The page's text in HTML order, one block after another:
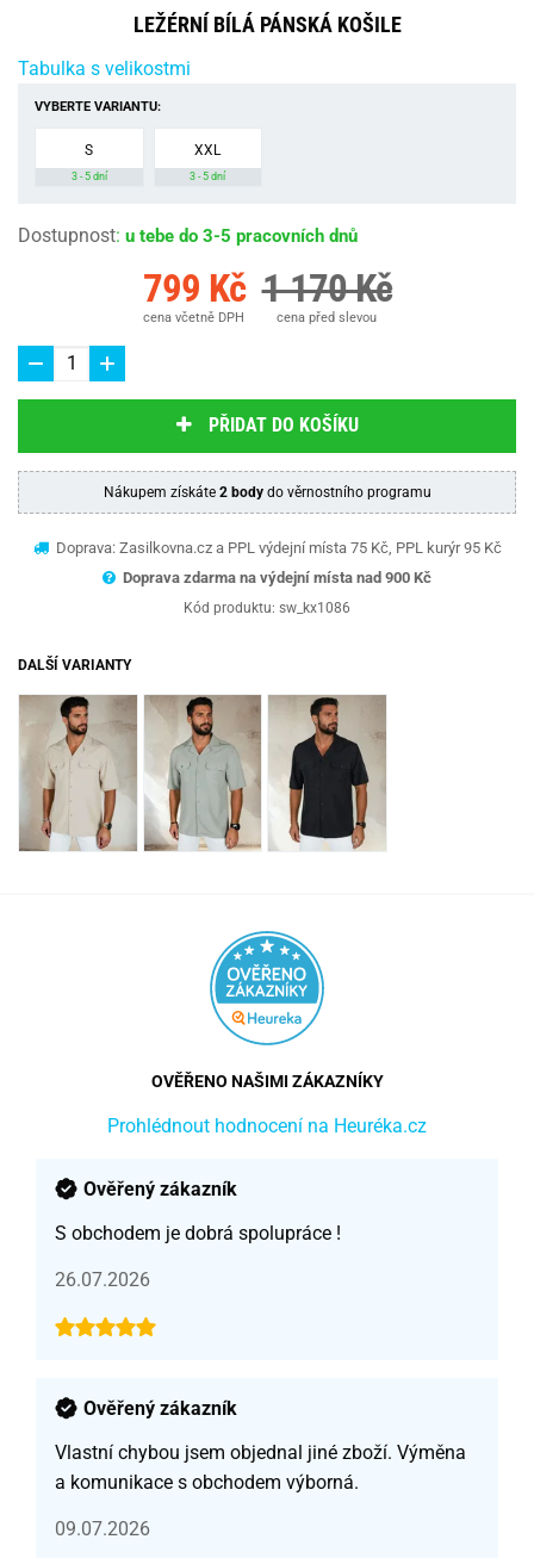
LEŽÉRNÍ BÍLÁ PÁNSKÁ KOŠILE
Tabulka s velikostmi
VYBERTE VARIANTU:
S
3 - 5 dní
XXL
3 - 5 dní
Dostupnost: u tebe do 3-5 pracovních dnů
799 Kč
cena včetně DPH
1 170 Kč
cena před slevou
PŘIDAT DO KOŠÍKU
Nákupem získáte 2 bodydo věrnostního programu
Doprava: Zasilkovna.cz a PPL výdejní místa 75 Kč, PPL kurýr 95 Kč
Doprava zdarma na výdejní místa nad 900 Kč
Kód produktu: sw_kx1086
DALŠÍ VARIANTY
OVĚŘENO NAŠIMI ZÁKAZNÍKY
Prohlédnout hodnocení na Heuréka.cz
Ověřený zákazník
S obchodem je dobrá spolupráce !
26.07.2026
Ověřený zákazník
Vlastní chybou jsem objednal jiné zboží. Výměna
a komunikace s obchodem výborná.
09.07.2026